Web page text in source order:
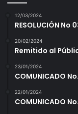
12/03/2024
RESOLUCIÓN No
20/02/2024
Remitido al
23/01/2024
COMUNICADO
22/01/2024
COMUNICADO